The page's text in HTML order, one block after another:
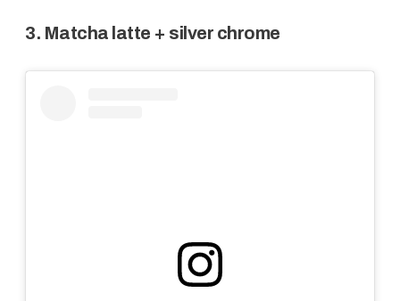
3. Matcha latte + silver chrome